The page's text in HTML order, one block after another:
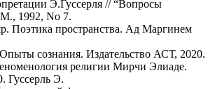
Э.Гуссерля // “Вопросы
1992, No 7.
Поэтика пространства. Ад Маргинем
Опыты сознания. Издательство АСТ, 2020.
религии Мирчи Элиаде.
Гуссерль Э.